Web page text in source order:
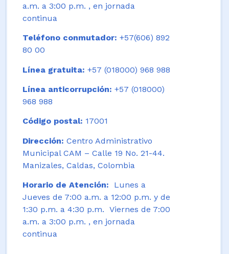
a.m. a 3:00 p.m. , en jornada
continua
Teléfono conmutador: +57(606) 892
80 00
Línea gratuita: +57 (018000) 968 988
Línea anticorrupción: +57 (018000)
968 988
Código postal: 17001
Dirección: Centro Administrativo
Municipal CAM – Calle 19 No. 21-44.
Manizales, Caldas, Colombia
Horario de Atención: Lunes a
Jueves de 7:00 a.m. a 12:00 p.m. y de
1:30 p.m. a 4:30 p.m. Viernes de 7:00
a.m. a 3:00 p.m. , en jornada
continua